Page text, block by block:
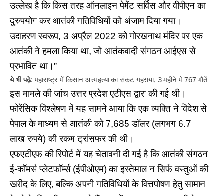
उल्लेख है कि किस तरह ऑनलाइन पेमेंट सर्विस और वीपीएन का
दुरुपयोग कर आतंकी गतिविधियों को अंजाम दिया गया।
उदाहरण स्वरूप, 3 अप्रैल 2022 को गोरखनाथ मंदिर पर एक
आतंकी ने हमला किया था, जो आतंकवादी संगठन आईएस से
प्रभावित था।”
ये भी पढ़े:महाराष्ट्र में किसान आत्महत्या का संकट गहराया, 3 महीने में 767 मौतें
इस मामले की जांच उत्तर प्रदेश एटीएस द्वारा की गई थी।
फोरेंसिक विश्लेषण में यह सामने आया कि एक व्यक्ति ने विदेश से
पेपाल के माध्यम से आतंकी को 7,685 डॉलर (लगभग 6.7
लाख रुपये) की रकम ट्रांसफर की थी।
एफएटीएफ की रिपोर्ट में यह चेतावनी दी गई है कि आतंकी संगठन
ई-कॉमर्स प्लेटफॉर्म्स (ईपीओएम) का इस्तेमाल न सिर्फ वस्तुओं की
खरीद के लिए, बल्कि अपनी गतिविधियों के वित्तपोषण हेतु सामान